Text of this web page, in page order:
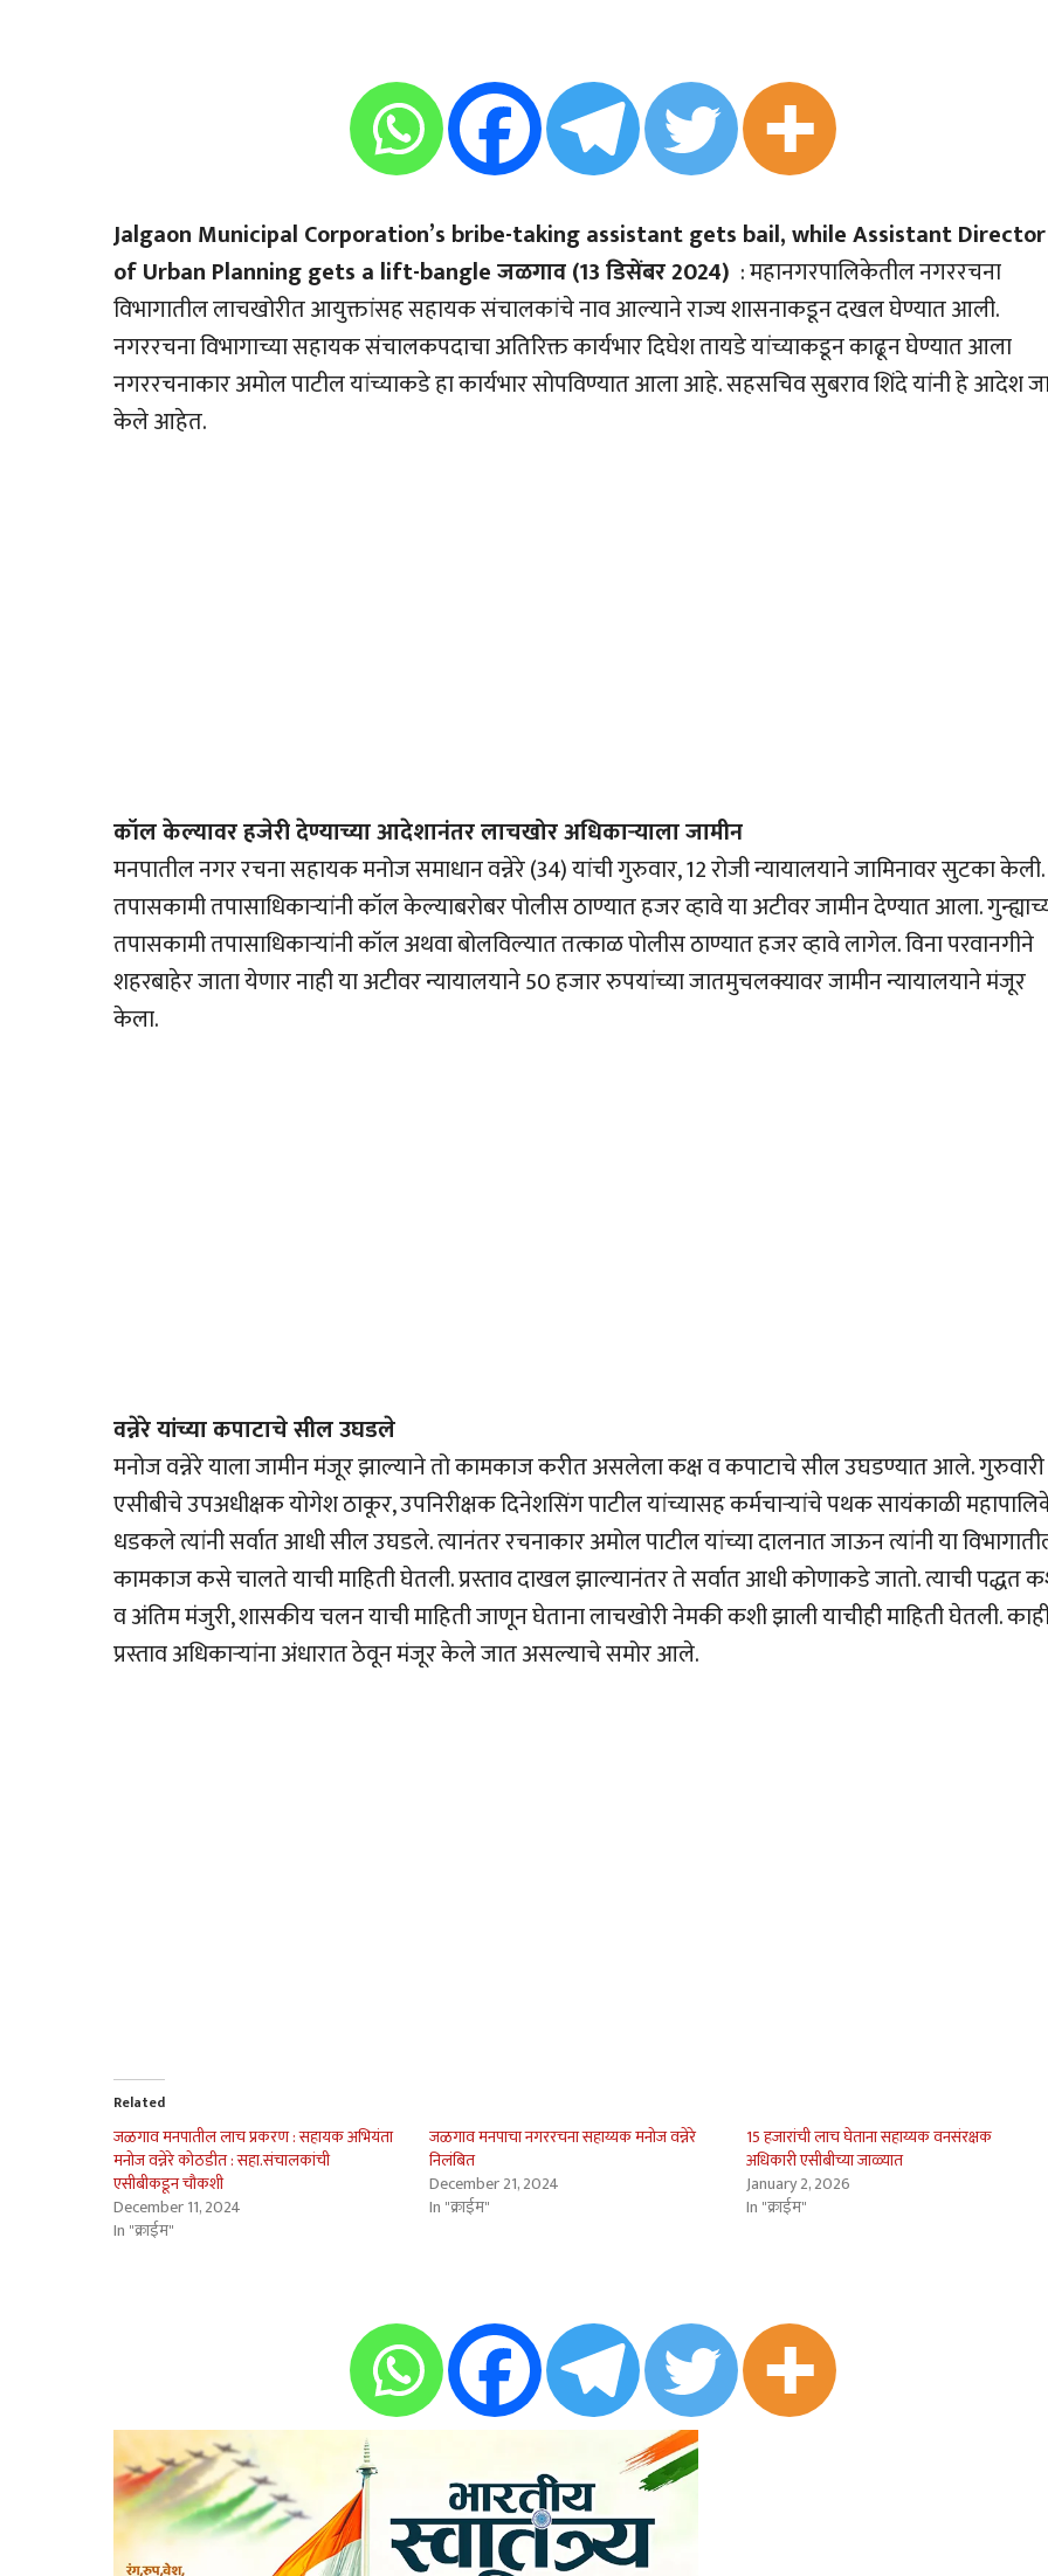
Jalgaon Municipal Corporation’s bribe-taking assistant gets bail, while Assistant Director
of Urban Planning gets a lift-bangle जळगाव (13 डिसेंबर 2024) : महानगरपालिकेतील नगररचना
विभागातील लाचखोरीत आयुक्तांसह सहायक संचालकांचे नाव आल्याने राज्य शासनाकडून दखल घेण्यात आली.
नगररचना विभागाच्या सहायक संचालकपदाचा अतिरिक्त कार्यभार दिघेश तायडे यांच्याकडून काढून घेण्यात आला
नगररचनाकार अमोल पाटील यांच्याकडे हा कार्यभार सोपविण्यात आला आहे. सहसचिव सुबराव शिंदे यांनी हे आदेश
केले आहेत.
कॉल केल्यावर हजेरी देण्याच्या आदेशानंतर लाचखोर अधिकार्‍याला जामीन
मनपातील नगर रचना सहायक मनोज समाधान वन्नेरे (34) यांची गुरुवार, 12 रोजी न्यायालयाने जामिनावर सुटका केली.
तपासकामी तपासाधिकार्‍यांनी कॉल केल्याबरोबर पोलीस ठाण्यात हजर व्हावे या अटीवर जामीन देण्यात आला.
तपासकामी तपासाधिकार्‍यांनी कॉल अथवा बोलविल्यात तत्काळ पोलीस ठाण्यात हजर व्हावे लागेल. विना परवानगीने
शहरबाहेर जाता येणार नाही या अटीवर न्यायालयाने 50 हजार रुपयांच्या जातमुचलक्यावर जामीन न्यायालयाने मंजूर
केला.
वन्नेरे यांच्या कपाटाचे सील उघडले
मनोज वन्नेरे याला जामीन मंजूर झाल्याने तो कामकाज करीत असलेला कक्ष व कपाटाचे सील उघडण्यात आले. गुरुवारी
एसीबीचे उपअधीक्षक योगेश ठाकूर, उपनिरीक्षक दिनेशसिंग पाटील यांच्यासह कर्मचार्‍यांचे पथक सायंकाळी
धडकले त्यांनी सर्वात आधी सील उघडले. त्यानंतर रचनाकार अमोल पाटील यांच्या दालनात जाऊन त्यांनी या
कामकाज कसे चालते याची माहिती घेतली. प्रस्ताव दाखल झाल्यानंतर ते सर्वात आधी कोणाकडे जातो. त्याची पद्धत
व अंतिम मंजुरी, शासकीय चलन याची माहिती जाणून घेताना लाचखोरी नेमकी कशी झाली याचीही माहिती घेतली.
प्रस्ताव अधिकार्‍यांना अंधारात ठेवून मंजूर केले जात असल्याचे समोर आले.
Related
जळगाव मनपातील लाच प्रकरण : सहायक अभियंता
मनोज वन्नेरे कोठडीत : सहा.संचालकांची
एसीबीकडून चौकशी
December 11, 2024
In "क्राईम"
जळगाव मनपाचा नगररचना सहाय्यक मनोज वन्नेरे
निलंबित
December 21, 2024
In "क्राईम"
15 हजारांची लाच घेताना सहाय्यक वनसंरक्षक
अधिकारी एसीबीच्या जाळ्यात
January 2, 2026
In "क्राईम"